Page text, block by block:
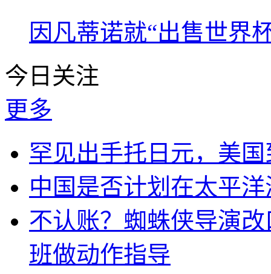
因凡蒂诺就“出售世界
今日关注
更多
罕见出手托日元，美
中国是否计划在太平
不认账？蜘蛛侠导演
班做动作指导